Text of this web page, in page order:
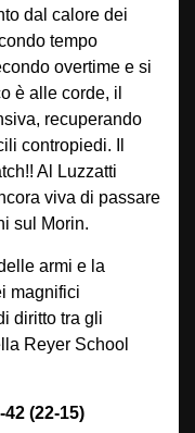
dal calore dei
tempo
overtime e si
è alle corde, il
recuperando
contropiedi. Il
Al Luzzatti
viva di passare
sul Morin.
armi e la
magnifici
diritto tra gli
Reyer School
(22-15)